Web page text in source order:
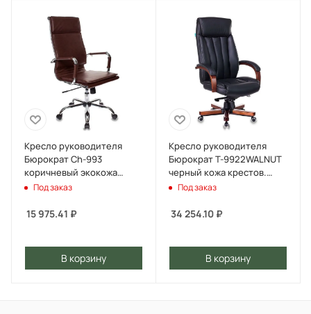
Кресло руководителя
Бюрократ Ch-993
коричневый экокожа
крестов. металл хром
Под заказ
15 975.41 ₽
В корзину
Кресло руководителя
Бюрократ T-9922WALNUT
черный кожа крестов.
металл/дерево
Под заказ
34 254.10 ₽
В корзину